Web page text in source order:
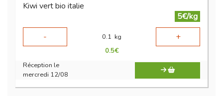
Kiwi vert bio italie
5€/kg
-
0.1 kg +
0.5€
Réception le
mercredi 12/08